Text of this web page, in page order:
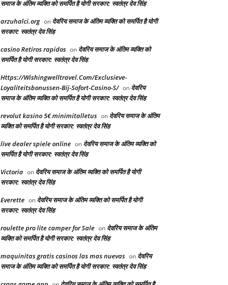
समाज के अंतिम व्यक्ति को समर्पित है योगी सरकार: स्वतंत्र देव सिंह
arzuhalci.org on देवरिय समाज के अंतिम व्यक्ति को समर्पित है योगी
सरकार: स्वतंत्र देव सिंह
casino Retiros rapidos on देवरिय समाज के अंतिम व्यक्ति को
समर्पित है योगी सरकार: स्वतंत्र देव सिंह
Https://Wishingwelltravel.Com/Exclusieve-
Loyaliteitsbonussen-Bij-Sofort-Casino-S/ on देवरिय
समाज के अंतिम व्यक्ति को समर्पित है योगी सरकार: स्वतंत्र देव सिंह
revolut kasino 5€ minimitalletus on देवरिय समाज के अंतिम
व्यक्ति को समर्पित है योगी सरकार: स्वतंत्र देव सिंह
live dealer spiele online on देवरिय समाज के अंतिम व्यक्ति को
समर्पित है योगी सरकार: स्वतंत्र देव सिंह
Victoria on देवरिय समाज के अंतिम व्यक्ति को समर्पित है योगी
सरकार: स्वतंत्र देव सिंह
Everette on देवरिय समाज के अंतिम व्यक्ति को समर्पित है योगी
सरकार: स्वतंत्र देव सिंह
roulette pro lite camper for Sale on देवरिय समाज के अंतिम
व्यक्ति को समर्पित है योगी सरकार: स्वतंत्र देव सिंह
maquinitas gratis casinos las mas nuevas on देवरिय
समाज के अंतिम व्यक्ति को समर्पित है योगी सरकार: स्वतंत्र देव सिंह